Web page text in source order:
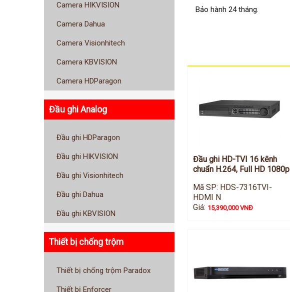
Camera HIKVISION
Camera Dahua
Camera Visionhitech
Camera KBVISION
Camera HDParagon
Đầu ghi Analog
Đầu ghi HDParagon
Đầu ghi HIKVISION
Đầu ghi Visionhitech
Đầu ghi Dahua
Đầu ghi KBVISION
Thiết bị chống trộm
Thiết bị chống trộm Paradox
Thiết bị Enforcer
Bảo hành 24 tháng.
Đầu ghi HD-TVI 16 kênh
chuẩn H.264, Full HD 1080p
Mã SP: HDS-7316TVI-
HDMI N
Giá: 15,390,000 VNĐ